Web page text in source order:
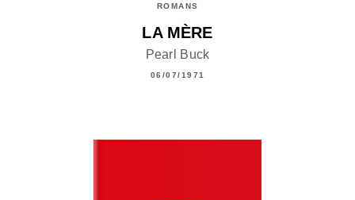
ROMANS
LA MÈRE
Pearl Buck
06/07/1971